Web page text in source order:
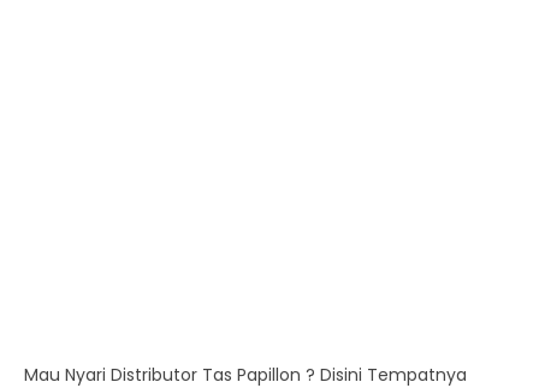
Mau Nyari Distributor Tas Papillon ? Disini Tempatnya